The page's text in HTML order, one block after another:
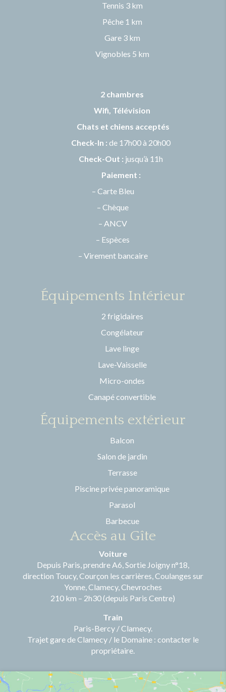
Tennis 3 km
Pêche 1 km
Gare 3 km
Vignobles 5 km
2 chambres
Wifi, Télévision
Chats et chiens acceptés
Check-In : de 17h00 à 20h00
Check-Out : jusqu’à 11h
Paiement :
– Carte Bleu
– Chèque
– ANCV
– Espèces
– Virement bancaire
Équipements Intérieur
2 frigidaires
Congélateur
Lave linge
Lave-Vaisselle
Micro-ondes
Canapé convertible
Équipements extérieur
Balcon
Salon de jardin
Terrasse
Piscine privée panoramique
Parasol
Barbecue
Accès au Gîte
Voiture
Depuis Paris, prendre A6, Sortie Joigny n°18,
direction Toucy, Courçon les carrières, Coulanges sur
Yonne, Clamecy, Chevroches
210 km – 2h30 (depuis Paris Centre)
Train
Paris-Bercy / Clamecy.
Trajet gare de Clamecy / le Domaine : contacter le
propriétaire.